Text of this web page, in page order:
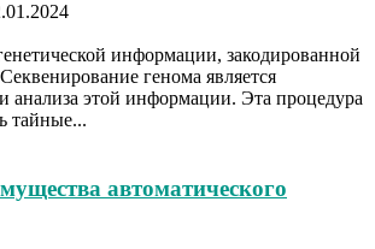
информации, закодированной
генома является
анализа этой информации. Эта процедура
тайные...
автоматического